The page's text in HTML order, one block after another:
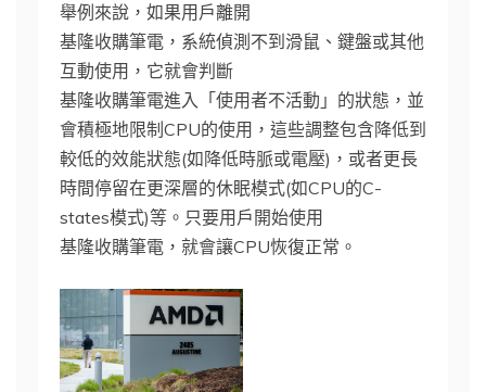
舉例來說，如果用戶離開
基隆收購筆電，系統偵測不到滑鼠、鍵盤或其他
互動使用，它就會判斷
基隆收購筆電進入「使用者不活動」的狀態，並
會積極地限制CPU的使用，這些調整包含降低到
較低的效能狀態(如降低時脈或電壓)，或者更長
時間停留在更深層的休眠模式(如CPU的C-
states模式)等。只要用戶開始使用
基隆收購筆電，就會讓CPU恢復正常。